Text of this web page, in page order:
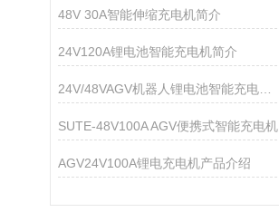
48V 30A智能伸缩充电机简介
24V120A锂电池智能充电机简介
24V/48VAGV机器人锂电池智能充电桩简介
SUTE-48V100A AGV便携式智能充电机
AGV24V100A锂电充电机产品介绍